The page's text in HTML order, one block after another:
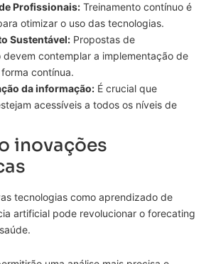
Profissionais: Treinamento contínuo é
otimizar o uso das tecnologias.
Sustentável: Propostas de
devem contemplar a implementação de
contínua.
da informação: É crucial que
acessíveis a todos os níveis de
inovações
tecnologias como aprendizado de
artificial pode revolucionar o forecating